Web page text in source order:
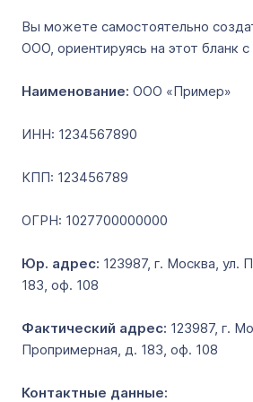
Вы можете самостоятельно
ООО, ориентируясь на этот бланк
Наименование: ООО «Пример»
ИНН: 1234567890
КПП: 123456789
ОГРН: 1027700000000
Юр. адрес: 123987, г. Москва, ул.
183, оф. 108
Фактический адрес: 123987, г.
Пропримерная, д. 183, оф. 108
Контактные данные: